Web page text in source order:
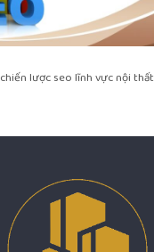
chiến lược seo lĩnh vực nội thất